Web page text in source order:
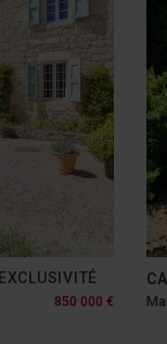
EXCLUSIVITÉ
850 000 €